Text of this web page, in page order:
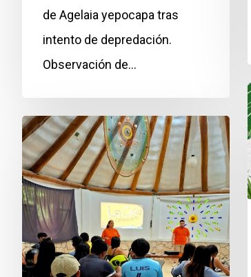
de Agelaia yepocapa tras
intento de depredación.
Observación de…